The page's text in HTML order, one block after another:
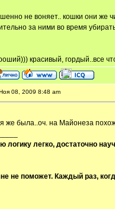
не воняет.. кошки они же
за ними во время
красивый, гордый..все
08, 2009 8:48 am
же была..оч. на Майонеза
логику легко, достаточно
не поможет. Каждый раз,